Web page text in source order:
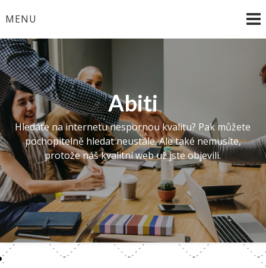
toMENU
Abiti
Hledáte na internetu nespornou kvalitu? Pak můžete
pochopitelně hledat neustále. Ale také nemusíte,
protože náš kvalitní web už jste objevili.